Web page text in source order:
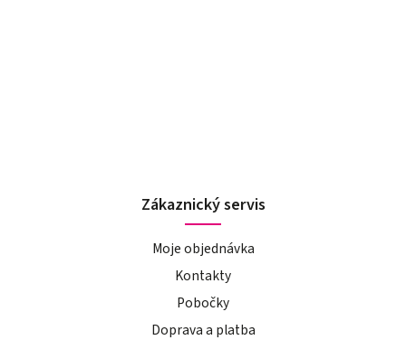
Zákaznický servis
Moje objednávka
Kontakty
Pobočky
Doprava a platba